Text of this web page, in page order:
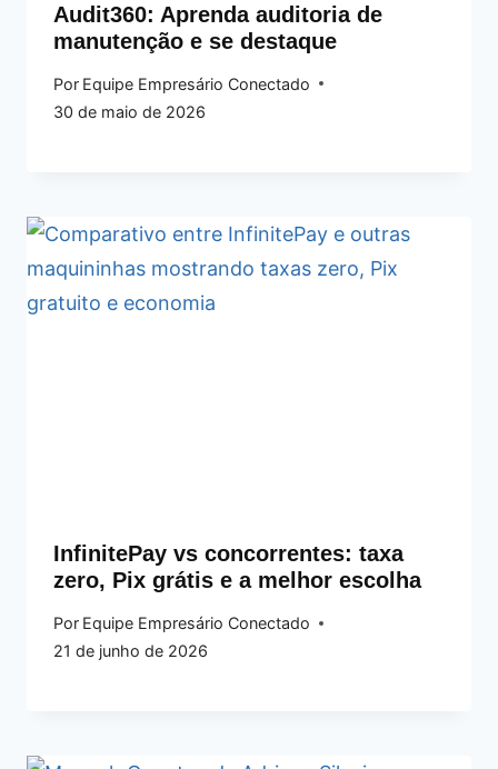
Audit360: Aprenda auditoria de
manutenção e se destaque
Por Equipe Empresário Conectado
30 de maio de 2026
InfinitePay vs concorrentes: taxa
zero, Pix grátis e a melhor escolha
Por Equipe Empresário Conectado
21 de junho de 2026